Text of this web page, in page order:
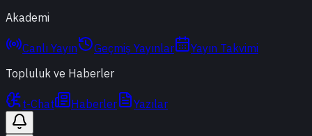
Akademi
Canlı Yayın Geçmiş Yayınlar
Yayın Takvimi
Topluluk ve Haberler
t-Chat Haberler Yazılar